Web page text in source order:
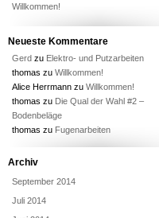
Willkommen!
Neueste Kommentare
Gerd zu Elektro- und Putzarbeiten
thomas zu Willkommen!
Alice Herrmann zu Willkommen!
thomas zu Die Qual der Wahl #2 –
Bodenbeläge
thomas zu Fugenarbeiten
Archiv
September 2014
Juli 2014